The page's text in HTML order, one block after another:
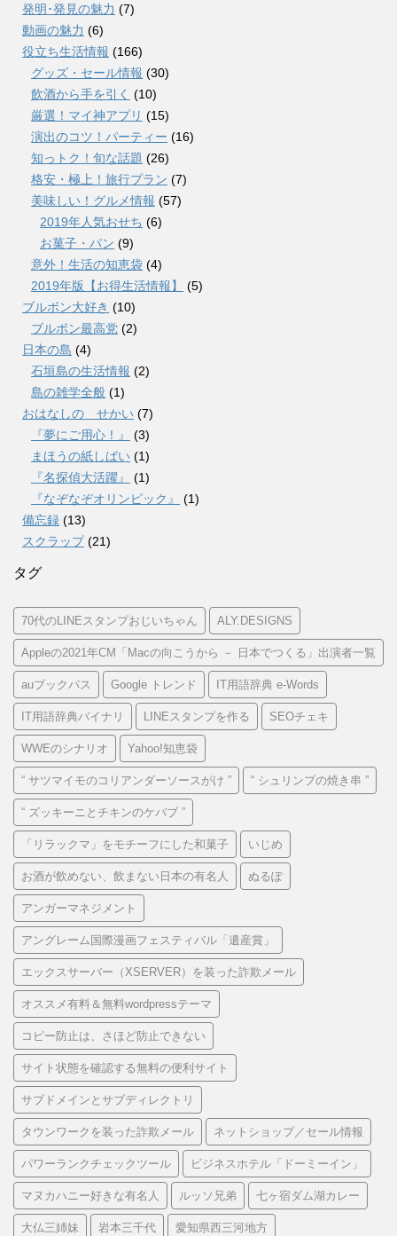
発明･発見の魅力 (7)
動画の魅力 (6)
役立ち生活情報 (166)
グッズ・セール情報 (30)
飲酒から手を引く (10)
厳選！マイ神アプリ (15)
演出のコツ！パーティー (16)
知っトク！旬な話題 (26)
格安・極上！旅行プラン (7)
美味しい！グルメ情報 (57)
2019年人気おせち (6)
お菓子・パン (9)
意外！生活の知恵袋 (4)
2019年版【お得生活情報】
(5)
ブルボン大好き (10)
ブルボン最高党 (2)
日本の島 (4)
石垣島の生活情報 (2)
島の雑学全般 (1)
おはなしの せかい (7)
『夢にご用心！』
(3)
まほうの紙しばい (1)
『名探偵大活躍』
(1)
『なぞなぞオリンピック』
(1)
備忘録 (13)
スクラップ(21)
タグ
70代のLINEスタンプおじいちゃん ALY.DESIGNS
Appleの2021年CM「Macの向こうから － 日本でつくる」出演者一覧
auブックパス Google トレンド IT用語辞典 e-Words
IT用語辞典バイナリ LINEスタンプを作る SEOチェキ
WWEのシナリオ Yahoo!知恵袋
“ サツマイモのコリアンダーソースがけ ” “ シュリンプの焼き串 ”
“ ズッキーニとチキンのケバブ ”
「リラックマ」をモチーフにした和菓子 いじめ
お酒が飲めない、飲まない日本の有名人 ぬるぽ
アンガーマネジメント
アングレーム国際漫画フェスティバル「遺産賞」
エックスサーバー（XSERVER）を装った詐欺メール
オススメ有料＆無料wordpressテーマ
コピー防止は、さほど防止できない
サイト状態を確認する無料の便利サイト
サブドメインとサブディレクトリ
タウンワークを装った詐欺メール ネットショップ／セール情報
パワーランクチェックツール ビジネスホテル「ドーミーイン」
マヌカハニー好きな有名人 ルッソ兄弟 七ヶ宿ダム湖カレー
大仏三姉妹 岩本三千代 愛知県西三河地方